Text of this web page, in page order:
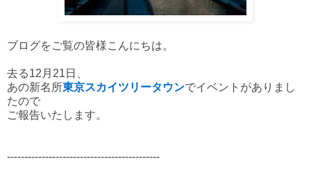
ブログをご覧の皆様こんにちは。
去る12月21日、
あの新名所東京スカイツリータウンでイベントがありまし
たので
ご報告いたします。
--------------------------------------------